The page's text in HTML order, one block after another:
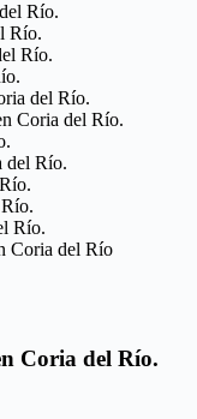
Río.
Río.
Río.
del Río.
Coria del Río.
del Río.
Río.
Coria del Río
Coria del Río.